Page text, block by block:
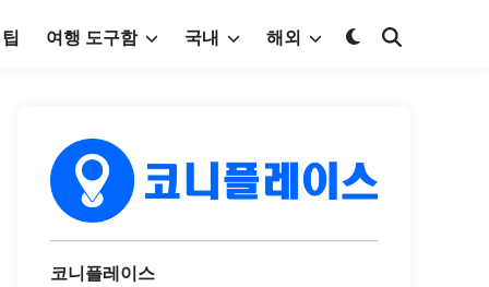
여행 도구함 국내 해외
코니플레이스